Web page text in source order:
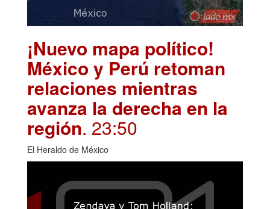
¡Nuevo mapa político!
México y Perú retoman
relaciones mientras
avanza la derecha en la
región. 23:50
El Heraldo de México